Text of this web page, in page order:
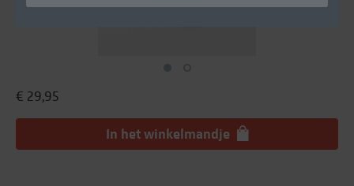
€ 29,95
In het winkelmandje